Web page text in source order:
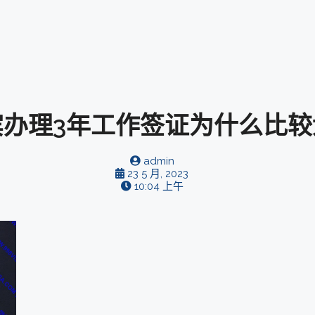
理3年工作签证为什么比
admin
23 5 月, 2023
10:04 上午